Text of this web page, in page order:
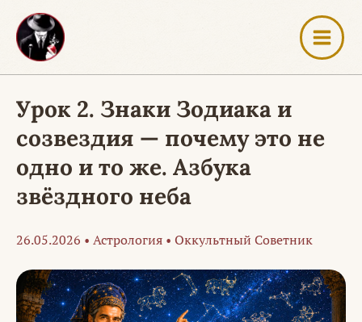
Перейти
содержимому
Урок 2. Знаки Зодиака и
созвездия — почему это не
одно и то же. Азбука
звёздного неба
26.05.2026 • Астрология • Оккультный Советник